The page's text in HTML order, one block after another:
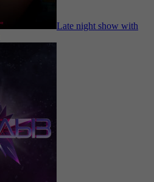
Late night show with